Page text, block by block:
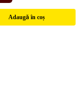
Adaugă în coș